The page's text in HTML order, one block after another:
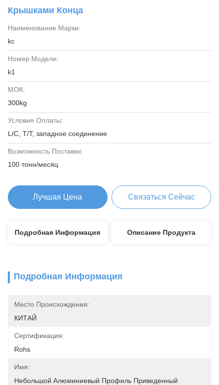
Крышками Конца
Наименование Марки:
kc
Номер Модели:
k1
МОК:
300kg
Условия Оплаты:
L/C, T/T, западное соединение
Возможность Поставки:
100 тонн/месяц
Лучшая Цена Связаться Сейчас
Подробная Информация Описание Продукта
Подробная Информация
Место Происхождения:
КИТАЙ
Сертификация:
Rohs
Имя:
Небольшой Алюминиевый Профиль Приведенный